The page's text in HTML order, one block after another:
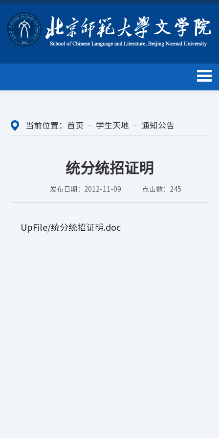
当前位置： 首页 学生天地 通知公告
统分统招证明
发布日期：2012-11-09 点击数： 245
UpFile/统分统招证明.doc